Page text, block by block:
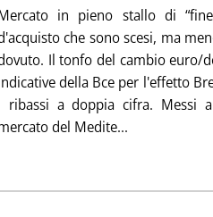
in pieno stallo di
che sono scesi, ma
Il tonfo del cambio euro/
della Bce per l'effetto
ribassi a doppia cifra. Messi
del Medite...